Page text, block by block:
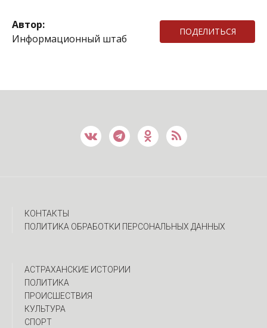
Автор:
Информационный штаб
ПОДЕЛИТЬСЯ
КОНТАКТЫ
ПОЛИТИКА ОБРАБОТКИ ПЕРСОНАЛЬНЫХ ДАННЫХ
АСТРАХАНСКИЕ ИСТОРИИ
ПОЛИТИКА
ПРОИСШЕСТВИЯ
КУЛЬТУРА
СПОРТ